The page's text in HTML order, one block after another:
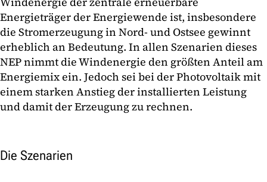
Energieträger der Energiewende ist, insbesondere
die Stromerzeugung in Nord- und Ostsee gewinnt
erheblich an Bedeutung. In allen Szenarien dieses
NEP nimmt die Windenergie den größten Anteil am
Energiemix ein. Jedoch sei bei der Photovoltaik mit
einem starken Anstieg der installierten Leistung
und damit der Erzeugung zu rechnen.
Die Szenarien